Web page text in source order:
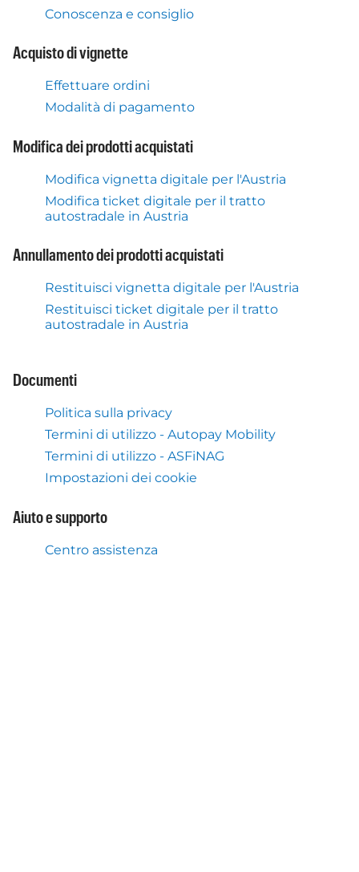
Conoscenza e consiglio
Acquisto di vignette
Effettuare ordini
Modalità di pagamento
Modifica dei prodotti acquistati
Modifica vignetta digitale per l'Austria
Modifica ticket digitale per il tratto
autostradale in Austria
Annullamento dei prodotti acquistati
Restituisci vignetta digitale per l'Austria
Restituisci ticket digitale per il tratto
autostradale in Austria
Documenti
Politica sulla privacy
Termini di utilizzo - Autopay Mobility
Termini di utilizzo - ASFiNAG
Impostazioni dei cookie
Aiuto e supporto
Centro assistenza